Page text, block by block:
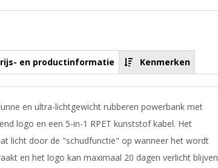
en productinformatie Kenmerken
en ultra-lichtgewicht rubberen powerbank met
logo en een 5-in-1 RPET kunststof kabel. Het
licht door de "schudfunctie" op wanneer het wordt
en het logo kan maximaal 20 dagen verlicht blijven